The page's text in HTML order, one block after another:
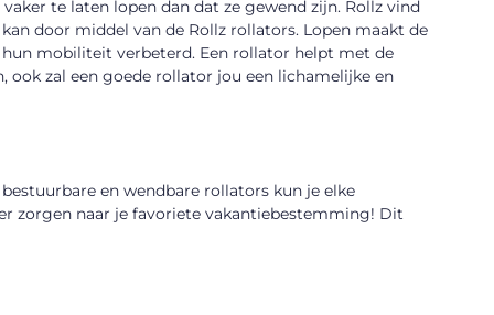
te laten lopen dan dat ze gewend zijn. Rollz vind
door middel van de Rollz rollators. Lopen maakt de
mobiliteit verbeterd. Een rollator helpt met de
zal een goede rollator jou een lichamelijke en
en wendbare rollators kun je elke
zorgen naar je favoriete vakantiebestemming! Dit